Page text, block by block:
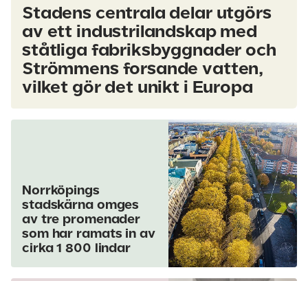
Stadens centrala delar utgörs
av ett industrilandskap med
ståtliga fabriksbyggnader och
Strömmens forsande vatten,
vilket gör det unikt i Europa
Norrköpings
stadskärna omges
av tre promenader
som har ramats in av
cirka 1 800 lindar